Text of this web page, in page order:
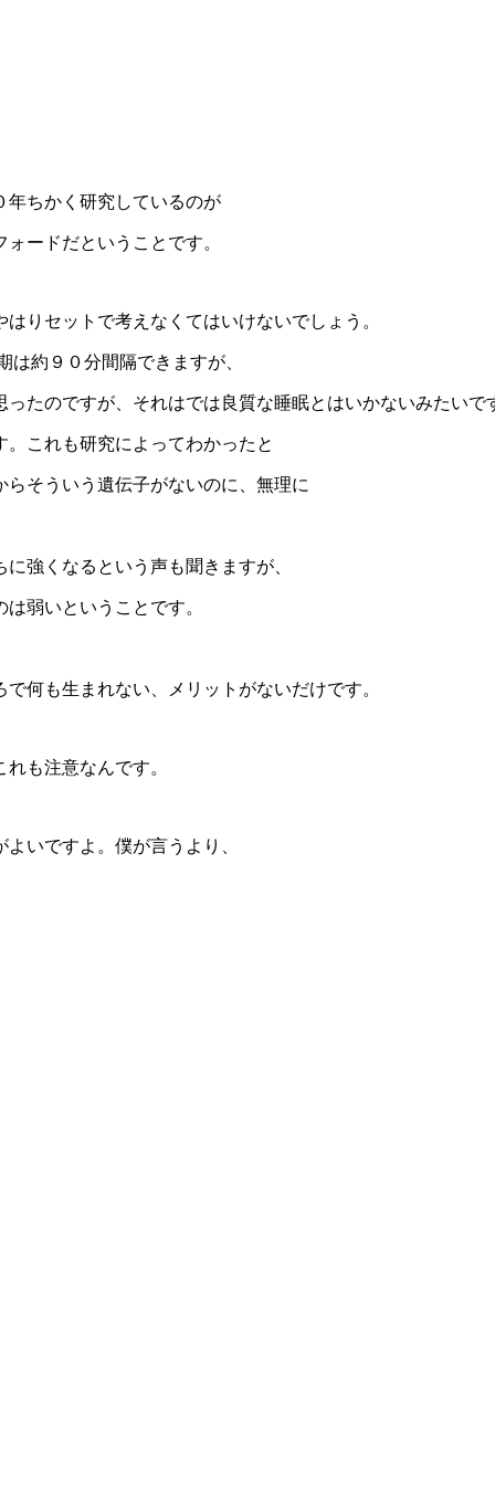
年ちかく研究しているのが
ードだということです。
りセットで考えなくてはいけないでしょう。
約９０分間隔できますが、
たのですが、それはでは良質な睡眠とはいかないみたいで
これも研究によってわかったと
そういう遺伝子がないのに、無理に
強くなるという声も聞きますが、
弱いということです。
何も生まれない、メリットがないだけです。
も注意なんです。
いですよ。僕が言うより、